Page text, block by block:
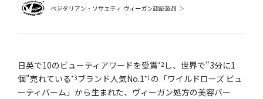
日英で10のビューティアワードを受賞*2 し、世界で"3分に1
個"売れている*3ブランド人気No.1*1の「ワイルドローズ ビュ
ーティバーム」から生まれた、ヴィーガン処方の美容バー